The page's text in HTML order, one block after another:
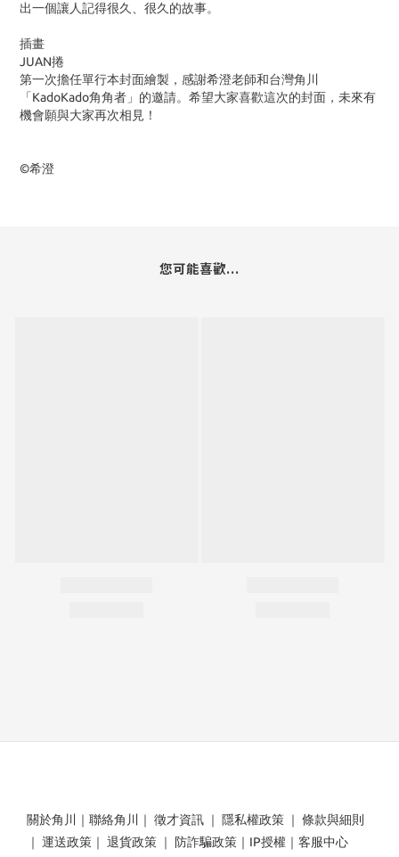
出一個讓人記得很久、很久的故事。
插畫
JUAN捲
第一次擔任單行本封面繪製，感謝希澄老師和台灣角川
「KadoKado角角者」的邀請。希望大家喜歡這次的封面，未來有
機會願與大家再次相見！
©希澄
您可能喜歡...
關於角川 ｜ 聯絡角川 ｜ 徵才資訊 ｜ 隱私權政策 ｜ 條款與細則
｜ 運送政策 ｜ 退貨政策 ｜ 防詐騙政策 ｜ IP授權 ｜ 客服中心